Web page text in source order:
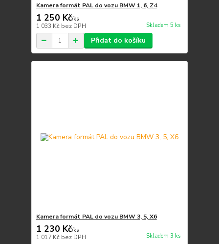
Kamera formát PAL do vozu BMW 1, 6, Z4
1 250 Kč/ks
1 033 Kč bez DPH Skladem 5 ks
Přidat do košíku
Kamera formát PAL do vozu BMW 3, 5, X6
1 230 Kč/ks
1 017 Kč bez DPH Skladem 3 ks